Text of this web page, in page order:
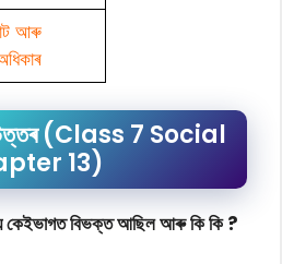
আৰু
উত্তৰ (Class 7 Social
13)
কেইভাগত বিভক্ত আছিল আৰু কি কি ?